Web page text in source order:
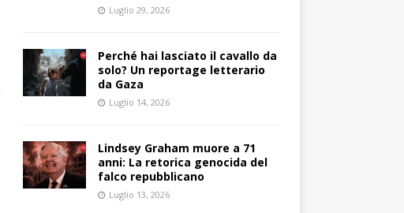
Luglio 29, 2026
Perché hai lasciato il cavallo da
solo? Un reportage letterario
da Gaza
Luglio 14, 2026
Lindsey Graham muore a 71
anni: La retorica genocida del
falco repubblicano
Luglio 13, 2026